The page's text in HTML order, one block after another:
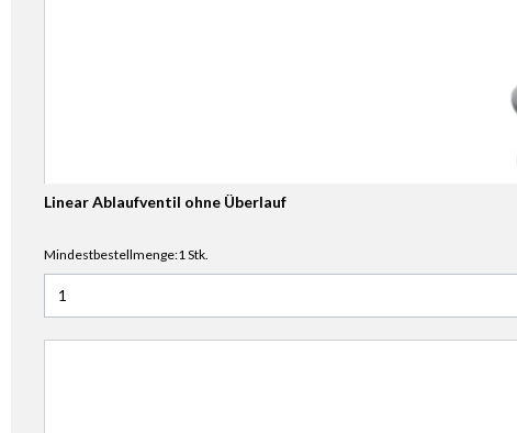
Linear Ablaufventil ohne Überlauf
Mindestbestellmenge:1 Stk.
Anzahl für Linear Ablaufventil ohne Überlauf